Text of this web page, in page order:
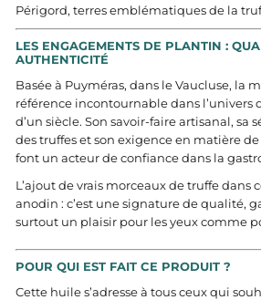
Périgord, terres emblématiques de la
LES ENGAGEMENTS DE PLANTIN :
AUTHENTICITÉ
Basée à Puyméras, dans le Vaucluse, la
référence incontournable dans l’univers
d’un siècle. Son savoir-faire artisanal, sa
des truffes et son exigence en matière
font un acteur de confiance dans la
L’ajout de vrais morceaux de truffe dans
anodin : c’est une signature de qualité,
surtout un plaisir pour les yeux comme
POUR QUI EST FAIT CE PRODUIT ?
Cette huile s’adresse à tous ceux qui